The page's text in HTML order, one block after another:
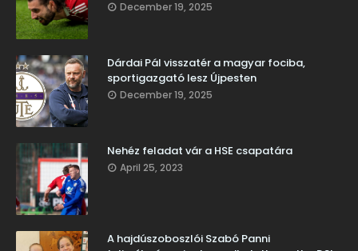
December 19, 2025
Dárdai Pál visszatér a magyar fociba,
sportigazgató lesz Újpesten
December 19, 2025
Nehéz feladat vár a HSE csapatára
April 25, 2023
A hajdúszoboszlói Szabó Panni